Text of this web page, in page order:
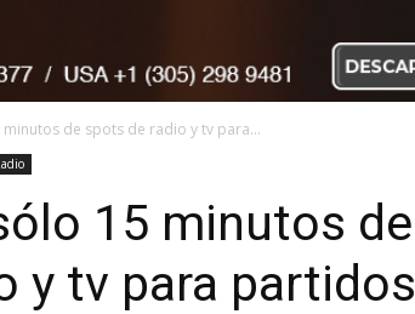
minutos de spots de radio y tv para...
15 minutos de
y tv para partidos